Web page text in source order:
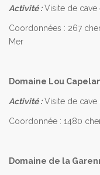
Activité :Visite de cave
Coordonnées : 267
Mer
Domaine Lou
Activité :Visite de cave
Coordonnée : 1480
Domaine de la